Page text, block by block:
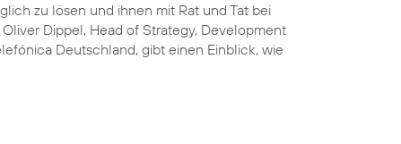
zu lösen und ihnen mit Rat und Tat bei
Dippel, Head of Strategy, Development
Deutschland, gibt einen Einblick, wie